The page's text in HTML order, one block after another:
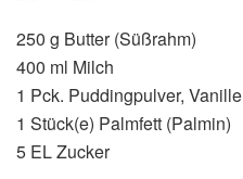
250 g Butter (Süßrahm)
400 ml Milch
1 Pck. Puddingpulver, Vanille
1 Stück(e) Palmfett (Palmin)
5 EL Zucker